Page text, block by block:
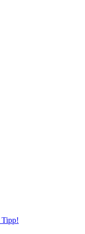
Tipp!